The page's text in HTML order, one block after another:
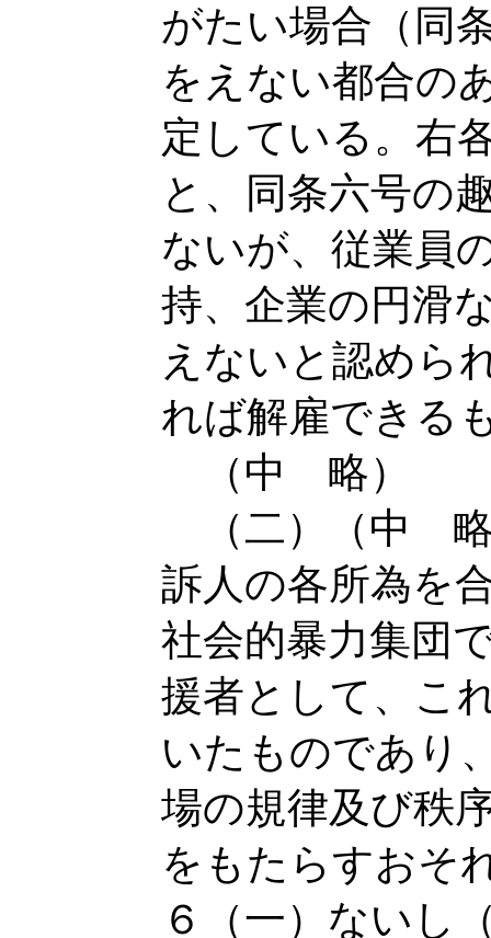
がたい場合（同
をえない都合の
定している。右
と、同条六号の
ないが、従業員
持、企業の円滑
えないと認めら
れば解雇できる
（中 略）
（二）（中 略
訴人の各所為を
社会的暴力集団
援者として、こ
いたものであり
場の規律及び秩
をもたらすおそ
６（一）ないし